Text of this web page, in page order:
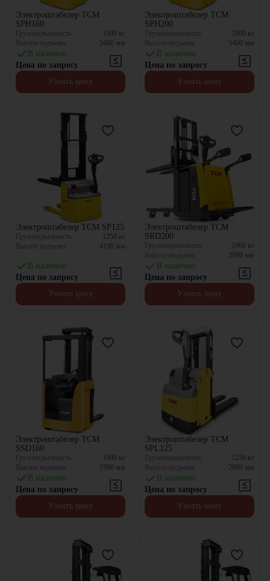
Электроштабелер TCM
SPH160
Грузоподъемность: 1600 кг
Высота подъема:
5400 мм
В наличии
Цена по запросу
Узнать цену
Электроштабелер TCM
SPH200
Грузоподъемность: 2000 кг
Высота подъема:
5400 мм
В наличии
Цена по запросу
Узнать цену
Электроштабелер TCM SP125
Грузоподъемность: 1250 кг
Высота подъема:
4190 мм
В наличии
Цена по запросу
Узнать цену
Электроштабелер TCM
SRD200
Грузоподъемность: 1000 кг
Высота подъема:
2090 мм
В наличии
Цена по запросу
Узнать цену
Электроштабелер TCM
SSD160
Грузоподъемность: 1600 кг
Высота подъема:
1500 мм
В наличии
Цена по запросу
Узнать цену
Электроштабелер TCM
SPL125
Грузоподъемность: 1250 кг
Высота подъема:
2090 мм
В наличии
Цена по запросу
Узнать цену